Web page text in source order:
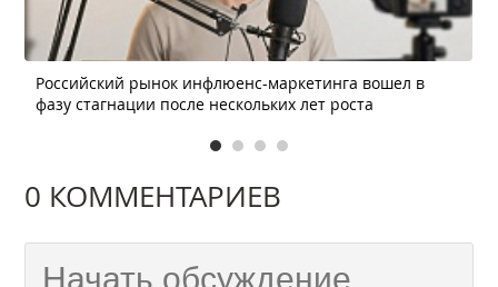
Российский рынок инфлюенс-маркетинга вошел в
фазу стагнации после нескольких лет роста
0 КОММЕНТАРИЕВ